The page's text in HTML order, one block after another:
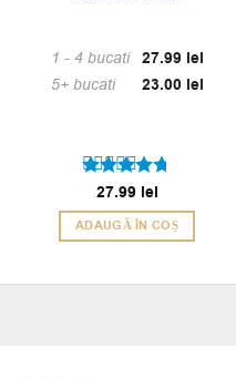
1 - 4 bucati 27.99 lei
5+ bucati 23.00 lei
Evaluat la
4.67din 5
27.99 lei
ADAUGĂ ÎN COȘ